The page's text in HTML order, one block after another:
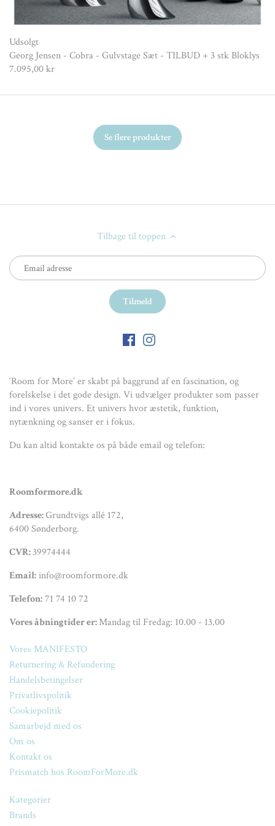
Udsolgt
Georg Jensen - Cobra - Gulvstage Sæt - TILBUD + 3 stk Bloklys
7.095,00 kr
Se flere produkter
Tilbage til toppen
‘Room for More’ er skabt på baggrund af en fascination, og
forelskelse i det gode design. Vi udvælger produkter som passer
ind i vores univers. Et univers hvor æstetik, funktion,
nytænkning og sanser er i fokus.
Du kan altid kontakte os på både email og telefon:
Roomformore.dk
Adresse:Grundtvigs allé 172,
6400 Sønderborg.
CVR:39974444
Email:info@roomformore.dk
Telefon:71 74 10 72
Vores åbningtider er:Mandag til Fredag: 10.00 - 13.00
Vores MANIFESTO
Returnering & Refundering
Handelsbetingelser
Privatlivspolitik
Cookiepolitik
Samarbejd med os
Om os
Kontakt os
Prismatch hos RoomForMore.dk
Kategorier
Brands